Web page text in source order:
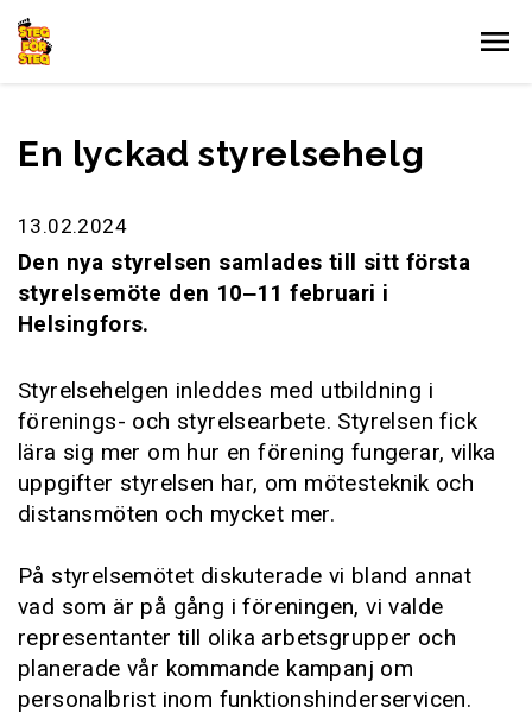
Gå till innehållet
En lyckad styrelsehelg
13.02.2024
Den nya styrelsen samlades till sitt första
styrelsemöte den 10‒11 februari i
Helsingfors.
Styrelsehelgen inleddes med utbildning i
förenings- och styrelsearbete. Styrelsen fick
lära sig mer om hur en förening fungerar, vilka
uppgifter styrelsen har, om mötesteknik och
distansmöten och mycket mer.
På styrelsemötet diskuterade vi bland annat
vad som är på gång i föreningen, vi valde
representanter till olika arbetsgrupper och
planerade vår kommande kampanj om
personalbrist inom funktionshinderservicen.